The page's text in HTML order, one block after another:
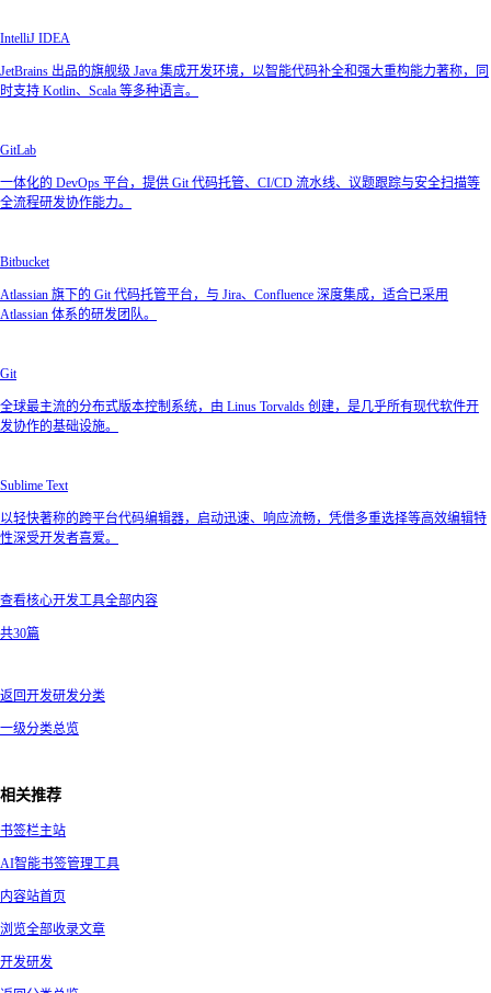
IntelliJ IDEA
JetBrains 出品的旗舰级 Java 集成开发环境，以智能代码补全和强大重构能力著称，同
时支持 Kotlin、Scala 等多种语言。
GitLab
一体化的 DevOps 平台，提供 Git 代码托管、CI/CD 流水线、议题跟踪与安全扫描等
全流程研发协作能力。
Bitbucket
Atlassian 旗下的 Git 代码托管平台，与 Jira、Confluence 深度集成，适合已采用
Atlassian 体系的研发团队。
Git
全球最主流的分布式版本控制系统，由 Linus Torvalds 创建，是几乎所有现代软件开
发协作的基础设施。
Sublime Text
以轻快著称的跨平台代码编辑器，启动迅速、响应流畅，凭借多重选择等高效编辑特
性深受开发者喜爱。
查看核心开发工具全部内容
共30篇
返回开发研发分类
一级分类总览
相关推荐
书签栏主站
AI智能书签管理工具
内容站首页
浏览全部收录文章
开发研发